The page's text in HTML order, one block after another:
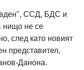
ССД, БДС и
нищо не се
след като новият
представител,
Данона.